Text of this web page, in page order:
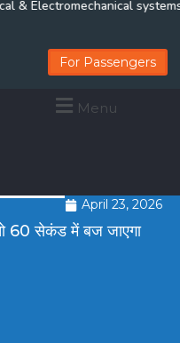
Electromechanical systems
For Passengers
Menu
April 23, 2026
60 सेकंड में बज जाएगा